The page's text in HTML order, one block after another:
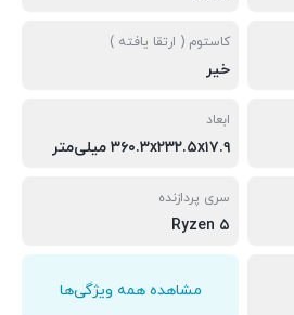
کاستوم ( ارتقا یافته )
خیر
ابعاد
۳۶۰.۳x۲۳۲.۵x۱۷.۹ میلی‌متر
سری پردازنده
Ryzen ۵
مشاهده همه ویژگی‌ها